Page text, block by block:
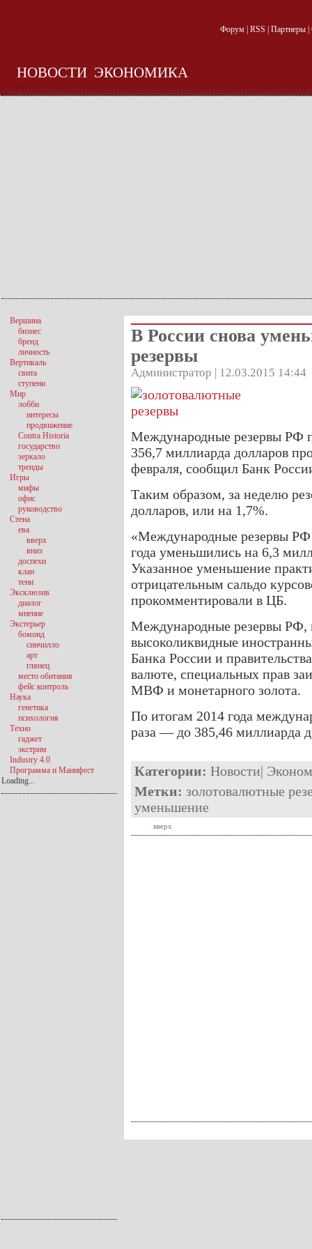
Форум| RSS Партнеры|
НОВОСТИ ЭКОНОМИКА
В России снова
резервы
Администратор | 12.03.2015 14:44
Международные резервы РФ
356,7 миллиарда долларов
февраля, сообщил Банк
Таким образом, за неделю
долларов, или на 1,7%.
«Международные резервы РФ
года уменьшились на 6,3
Указанное уменьшение
отрицательным сальдо
прокомментировали в ЦБ.
Международные резервы РФ,
высоколиквидные
Банка России и
валюте, специальных прав
МВФ и монетарного золота.
По итогам 2014 года
раза — до 385,46 миллиарда
Категории: Новости|
Метки: золотовалютные
уменьшение
вверх
Вершина
бизнес
бренд
личность
Вертикаль
свита
ступени
Мир
лобби
интересы
продвижение
Contra Historia
государство
зеркало
тренды
Игры
мифы
офис
руководство
Стена
ева
вверх
вниз
доспехи
клан
тени
Эксклюзив
диалог
мнение
Экстерьер
бомонд
синчилло
арт
глянец
место обитания
фейс контроль
Наука
генетика
психология
Техно
гаджет
экстрим
Industry 4.0
Программа и Манифест
Loading...